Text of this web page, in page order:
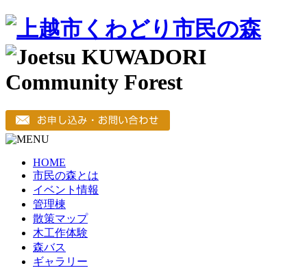
HOME
市民の森とは
イベント情報
管理棟
散策マップ
木工作体験
森バス
ギャラリー